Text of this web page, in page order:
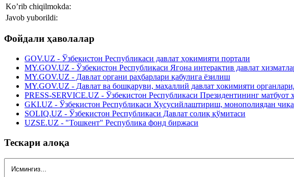
Ko’rib chiqilmokda:
Javob yuborildi:
Фойдали ҳаволалар
GOV.UZ - Ўзбекистон Республикаси давлат ҳокимияти портали
MY.GOV.UZ - Ўзбекистон Республикаси Ягона интерактив давлат
MY.GOV.UZ - Давлат органи раҳбарлари қабулига ёзилиш
MY.GOV.UZ - Давлат ва бошқаруви, маҳаллий давлат ҳокимияти
PRESS-SERVICE.UZ - Ўзбекистон Республикаси Президентининг матбуот
GKI.UZ - Ўзбекистон Республикаси Хусусийлаштириш, монополиядан
SOLIQ.UZ - Ўзбекистон Республикаси Давлат солиқ қўмитаси
UZSE.UZ - "Тошкент" Республика фонд биржаси
Тескари алоқа